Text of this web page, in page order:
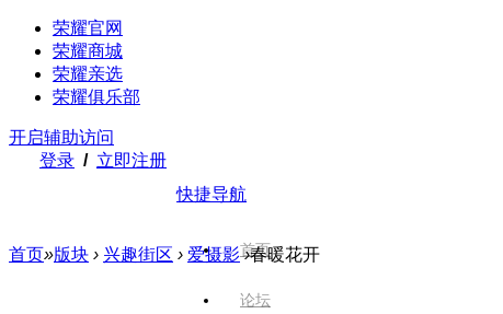
荣耀官网
荣耀商城
荣耀亲选
荣耀俱乐部
开启辅助访问
登录 / 立即注册
快捷导航
首页
论坛
首页»版块 › 兴趣街区 › 爱摄影 ›春暖花开